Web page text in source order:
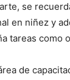
se
en niñez y
tareas como
de